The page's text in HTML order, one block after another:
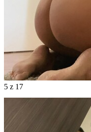
5 z 17